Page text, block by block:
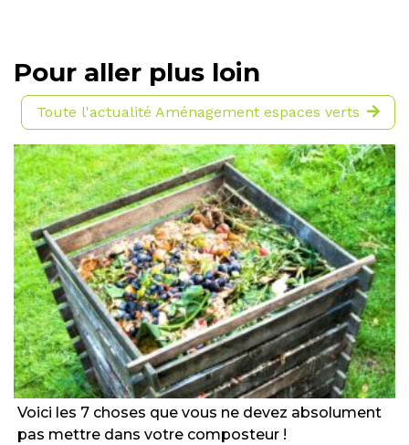
Pour aller plus loin
Toute l'actualité Aménagement espaces verts
Voici les 7 choses que vous ne devez absolument
pas mettre dans votre composteur !